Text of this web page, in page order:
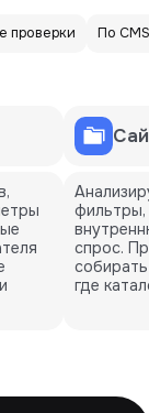
проверки По CMS
фильтры,
спрос.
где